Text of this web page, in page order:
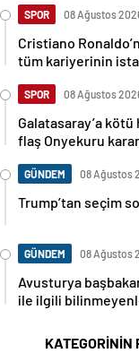
SPOR 08 Ağustos
Cristiano
tüm kariyerinin
SPOR 08 Ağustos
Galatasaray’a kötü
flaş Onyekuru
GÜNDEM 08 Ağustos
Trump’tan seçim
GÜNDEM 08 Ağustos
Avusturya
ile ilgili
KATEGORİNİN